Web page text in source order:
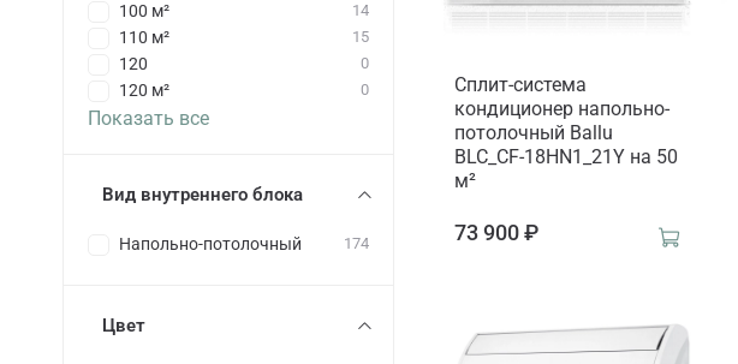
Сплит-система
кондиционер напольно-
потолочный Ballu
BLC_CF-18HN1_21Y на 50
м²
73 900 ₽
100 м² 14
110 м² 15
120 0
120 м² 0
Показать все
Вид внутреннего блока
Напольно-потолочный 174
Цвет